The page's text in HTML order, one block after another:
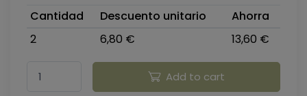
Cantidad
Descuento unitario
Ahorra
2
6,80 € 13,60 €
Add to cart